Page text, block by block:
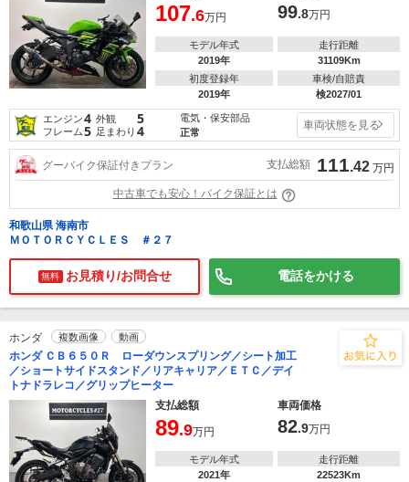
107.6万円 99.8万円
モデル年式
2019年
走行距離
31109Km
初度登録年
2019年
車検/自賠責
検2027/01
エンジン4 外観 5
フレーム5 足まわり 4
電気・保安部品
正常
車両状態を見る
グーバイク保証付きプラン 支払総額 111.42 万円
中古車でも安心！バイク保証とは
和歌山県 海南市
ＭＯＴＯＲＣＹＣＬＥＳ ＃２７
無料 お見積り/お問合せ 電話をかける
ホンダ 複数画像 動画
ホンダ ＣＢ６５０Ｒ ローダウンスプリング／シート加工
／ショートサイドスタンド／リアキャリア／ＥＴＣ／デイ
トナドラレコ／グリップヒーター
支払総額
車両価格
89.9万円 82.9万円
モデル年式
2021年
走行距離
22523Km